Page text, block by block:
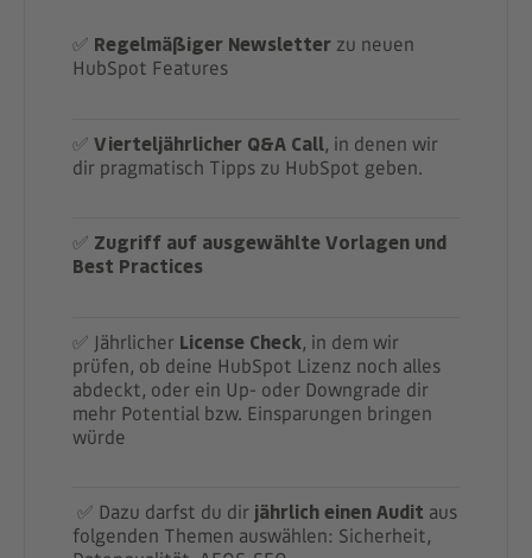
✅ Regelmäßiger Newsletter zu neuen
HubSpot Features
✅ Vierteljährlicher Q&A Call, in denen wir
dir pragmatisch Tipps zu HubSpot geben.
✅ Zugriff auf ausgewählte Vorlagen und
Best Practices
✅ Jährlicher License Check, in dem wir
prüfen, ob deine HubSpot Lizenz noch alles
abdeckt, oder ein Up- oder Downgrade dir
mehr Potential bzw. Einsparungen bringen
würde
✅ Dazu darfst du dir jährlich einen Audit aus
folgenden Themen auswählen: Sicherheit,